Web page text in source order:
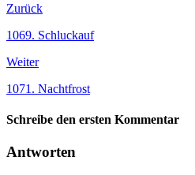
Zurück
1069. Schluckauf
Weiter
1071. Nachtfrost
Schreibe den ersten Kommentar
Antworten